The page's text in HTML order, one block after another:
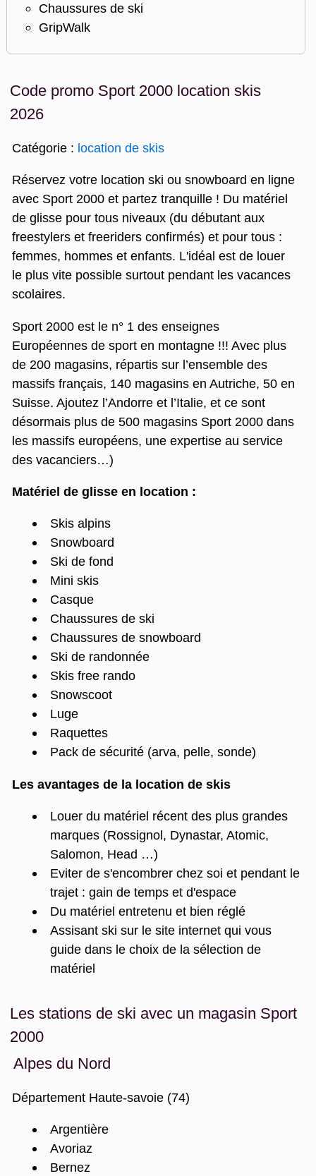
Chaussures de ski
GripWalk
Code promo Sport 2000 location skis
2026
Catégorie : location de skis
Réservez votre location ski ou snowboard en ligne
avec Sport 2000 et partez tranquille ! Du matériel
de glisse pour tous niveaux (du débutant aux
freestylers et freeriders confirmés) et pour tous :
femmes, hommes et enfants. L'idéal est de louer
le plus vite possible surtout pendant les vacances
scolaires.
Sport 2000 est le n° 1 des enseignes
Européennes de sport en montagne !!! Avec plus
de 200 magasins, répartis sur l’ensemble des
massifs français, 140 magasins en Autriche, 50 en
Suisse. Ajoutez l’Andorre et l’Italie, et ce sont
désormais plus de 500 magasins Sport 2000 dans
les massifs européens, une expertise au service
des vacanciers…)
Matériel de glisse en location :
Skis alpins
Snowboard
Ski de fond
Mini skis
Casque
Chaussures de ski
Chaussures de snowboard
Ski de randonnée
Skis free rando
Snowscoot
Luge
Raquettes
Pack de sécurité (arva, pelle, sonde)
Les avantages de la location de skis
Louer du matériel récent des plus grandes
marques (Rossignol, Dynastar, Atomic,
Salomon, Head …)
Eviter de s'encombrer chez soi et pendant le
trajet : gain de temps et d'espace
Du matériel entretenu et bien réglé
Assisant ski sur le site internet qui vous
guide dans le choix de la sélection de
matériel
Les stations de ski avec un magasin Sport
2000
Alpes du Nord
Département Haute-savoie (74)
Argentière
Avoriaz
Bernez